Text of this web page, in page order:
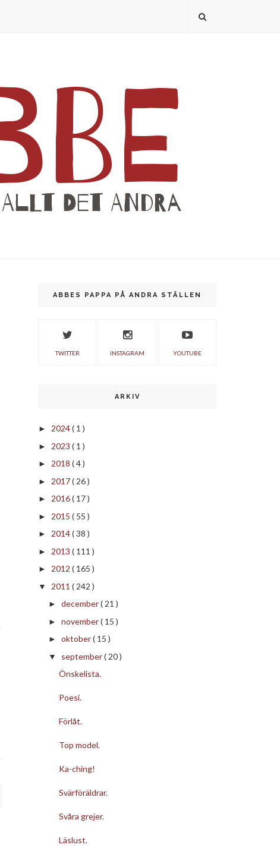
ABBES PAPPA PÅ ANDRA STÄLLEN
TWITTER INSTAGRAM YOUTUBE
ARKIV
► 2024( 1 )
► 2023 ( 1 )
► 2018 ( 4 )
► 2017( 26 )
► 2016( 17 )
► 2015 ( 55 )
► 2014( 38 )
► 2013 ( 111 )
► 2012 ( 165 )
▼ 2011 ( 242 )
► december( 21 )
► november( 15 )
► oktober( 15 )
▼ september( 20 )
Önskelista.
Poesi.
Förlåt.
Top model.
Ka-ching!
Svärföräldrar.
Svåra grejer.
Läslust.